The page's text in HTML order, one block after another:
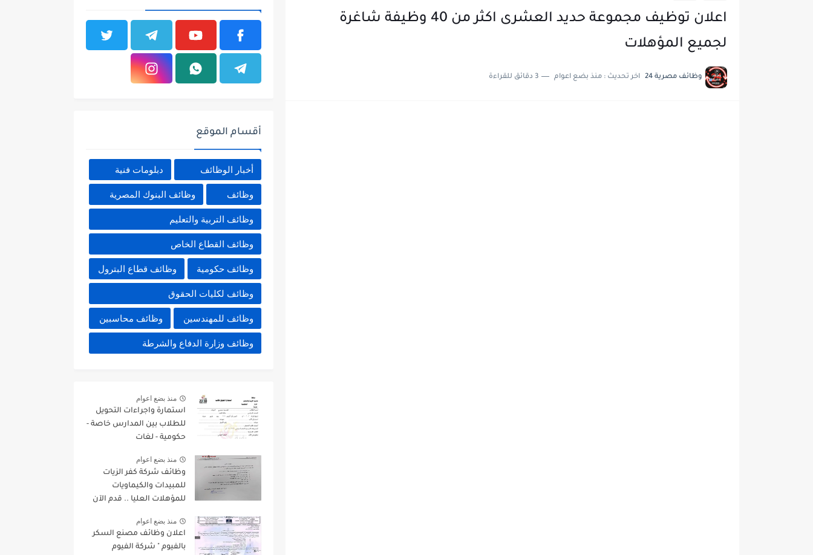
اعلان وظائف جريدة الاهرام العدد الاسبوعى بتاريخ اليوم الجمعة 2024/7/26
فتح باب التقديم بإكاديمية الشرطة للحاصلين على مؤهلات عليا (تجارة...
اعلان توظيف مجموعة حديد العشرى اكثر من 40 وظيفة شاغرة
لجميع المؤهلات
وظائف مصرية 24 اخر تحديث : منذ بضع اعوام 3 دقائق للقراءة
أقسام الموقع
أخبار الوظائف دبلومات فنية
وظائف وظائف البنوك المصرية
وظائف التربية والتعليم
وظائف القطاع الخاص
وظائف حكومية وظائف قطاع البترول
وظائف لكليات الحقوق
وظائف للمهندسين وظائف محاسبين
وظائف وزارة الدفاع والشرطة
منذ بضع اعوام
استمارة واجراءات التحويل
للطلاب بين المدارس خاصة -
حكومية - لغات
منذ بضع اعوام
وظائف شركة كفر الزيات
للمبيدات والكيماويات
للمؤهلات العليا .. قدم الآن
منذ بضع اعوام
اعلان وظائف مصنع السكر
بالفيوم " شركة الفيوم